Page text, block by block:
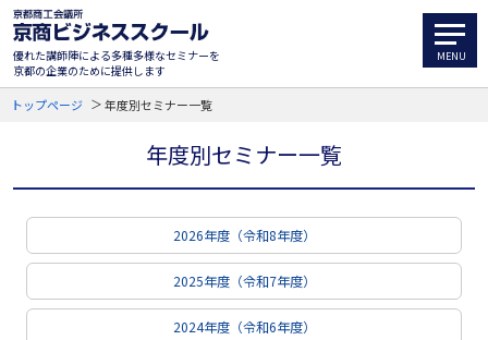
優れた講師陣による多種多様なセミナーを
京都の企業のために提供します
トップページ 年度別セミナー一覧
年度別セミナー一覧
2026年度（令和8年度）
2025年度（令和7年度）
2024年度（令和6年度）